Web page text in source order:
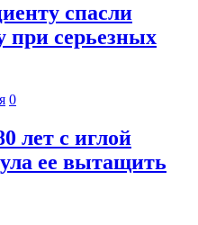
спасли
при серьезных
0
лет с иглой
ее вытащить